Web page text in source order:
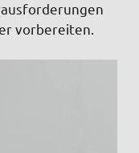
vorbereiten.